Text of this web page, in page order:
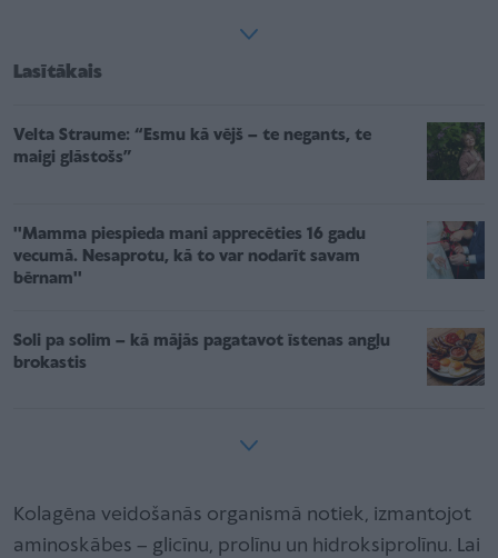
Lasītākais
Velta Straume: “Esmu kā vējš – te negants, te
maigi glāstošs”
''Mamma piespieda mani apprecēties 16 gadu
vecumā. Nesaprotu, kā to var nodarīt savam
bērnam''
Soli pa solim – kā mājās pagatavot īstenas angļu
brokastis
Kolagēna veidošanās organismā notiek, izmantojot
aminoskābes – glicīnu, prolīnu un hidroksiprolīnu. Lai